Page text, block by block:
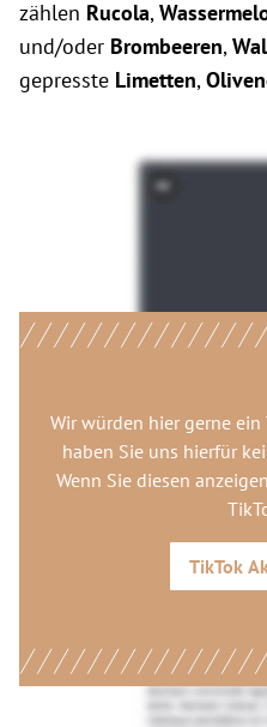
zählen Rucola,
und/oder Brombeeren,
gepresste Limetten,
Wir würden hier gerne ein
haben Sie uns hierfür
Wenn Sie diesen
TikTok